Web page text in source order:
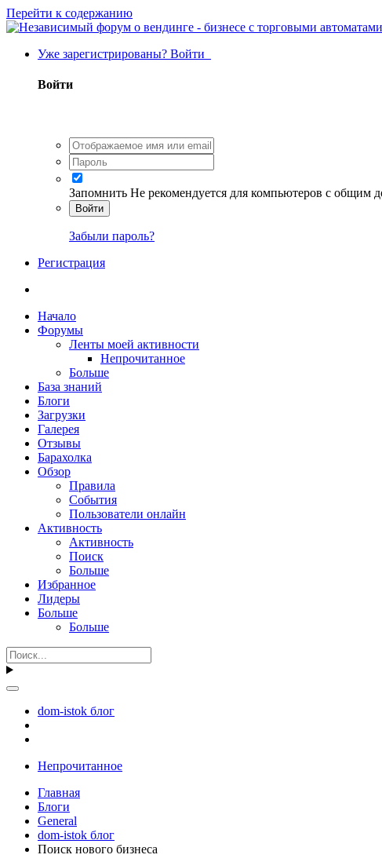
Перейти к содержанию
Уже зарегистрированы? Войти
Войти
Запомнить Не рекомендуется для компьютеров с общим
Войти
Забыли пароль?
Регистрация
Начало
Форумы
Ленты моей активности
Непрочитанное
Больше
База знаний
Блоги
Загрузки
Галерея
Отзывы
Барахолка
Обзор
Правила
События
Пользователи онлайн
Активность
Активность
Поиск
Больше
Избранное
Лидеры
Больше
Больше
dom-istok блог
Непрочитанное
Главная
Блоги
General
dom-istok блог
Поиск нового бизнеса